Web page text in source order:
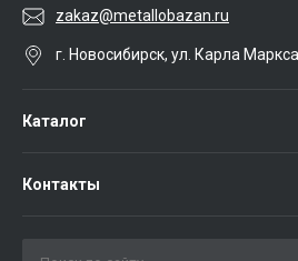
zakaz@metallobazan.ru
г. Новосибирск, ул. Карла
Каталог
Контакты